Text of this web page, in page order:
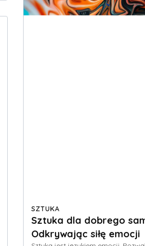
SZTUKA
Sztuka dla dobrego
Odkrywając siłę emocji